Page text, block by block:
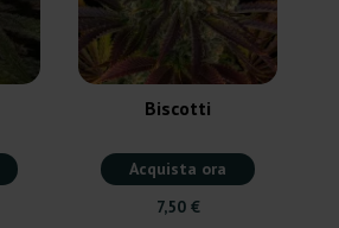
Biscotti
Acquista ora
7,50 €